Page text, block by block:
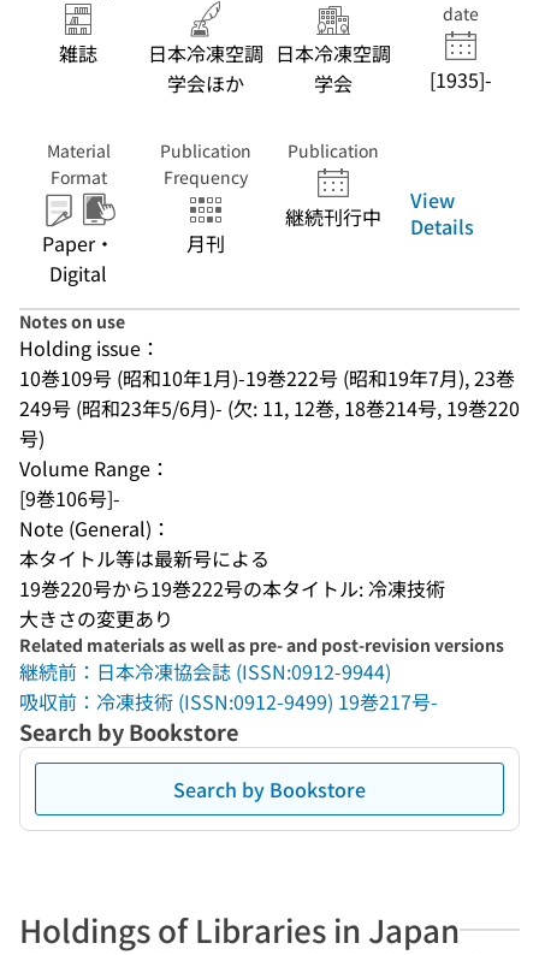
雑誌
日本冷凍空調
学会ほか
日本冷凍空調
学会
date
[1935]-
Material
Format
Paper・
Digital
Publication
Frequency
月刊
Publication
継続刊行中
View
Details
Notes on use
Holding issue：
10巻109号 (昭和10年1月)-19巻222号 (昭和19年7月), 23巻
249号 (昭和23年5/6月)- (欠: 11, 12巻, 18巻214号, 19巻220
号)
Volume Range：
[9巻106号]-
Note (General)：
本タイトル等は最新号による
19巻220号から19巻222号の本タイトル: 冷凍技術
大きさの変更あり
Related materials as well as pre- and post-revision versions
継続前：日本冷凍協会誌 (ISSN:0912-9944)
吸収前：冷凍技術 (ISSN:0912-9499) 19巻217号-
Search by Bookstore
Search by Bookstore
Holdings of Libraries in Japan